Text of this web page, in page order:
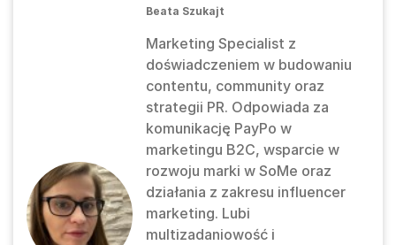
Beata Szukajt
Marketing Specialist z
doświadczeniem w budowaniu
contentu, community oraz
strategii PR. Odpowiada za
komunikację PayPo w
marketingu B2C, wsparcie w
rozwoju marki w SoMe oraz
działania z zakresu influencer
marketing. Lubi
multizadaniowość i